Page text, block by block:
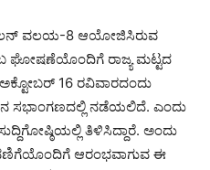
ವಲಯ-8 ಆಯೋಜಿಸಿರುವ
ಘೋಷಣೆಯೊಂದಿಗೆ ರಾಜ್ಯ ಮಟ್ಟದ
16 ರವಿವಾರದಂದು
ಸಭಾಂಗಣದಲ್ಲಿ ನಡೆಯಲಿದೆ. ಎಂದು
ತಿಳಿಸಿದ್ದಾರೆ. ಅಂದು
ಆರಂಭವಾಗುವ ಈ